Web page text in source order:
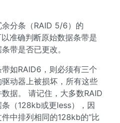
分条（RAID 5/6）的
准确判断原始数据条带是
带是否已更改。
如RAID6，则必须有三个
动器上被损坏，所有这些
据。 请记住，大多数RAID
（128kb或更less），因
中排列相同的128kb的“比